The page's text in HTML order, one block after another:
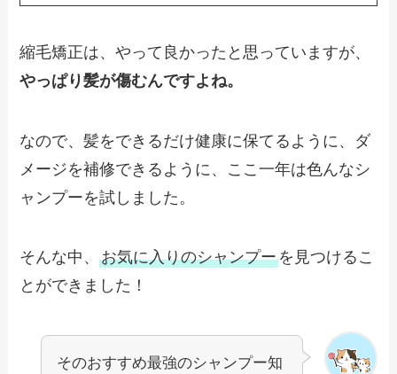
縮毛矯正は、やって良かったと思っていますが、
やっぱり髪が傷むんですよね。
なので、髪をできるだけ健康に保てるように、ダ
メージを補修できるように、ここ一年は色んなシ
ャンプーを試しました。
そんな中、お気に入りのシャンプーを見つけるこ
とができました！
そのおすすめ最強のシャンプー知